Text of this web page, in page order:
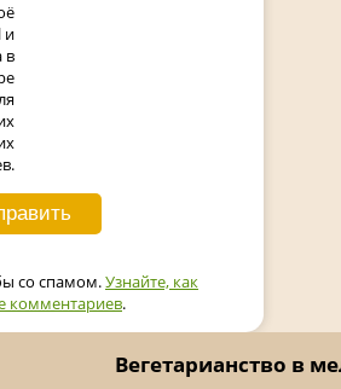
и
в
со спамом.Узнайте, как
комментариев.
Вегетарианство в